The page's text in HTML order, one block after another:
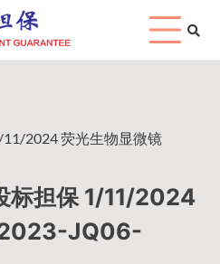
2024 荧光生物显微镜
标担保 1/11/2024
2023-JQ06-